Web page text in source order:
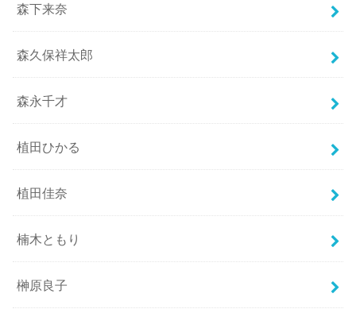
森下来奈
森久保祥太郎
森永千才
植田ひかる
植田佳奈
楠木ともり
榊原良子